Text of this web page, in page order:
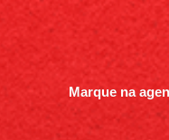
Marque na